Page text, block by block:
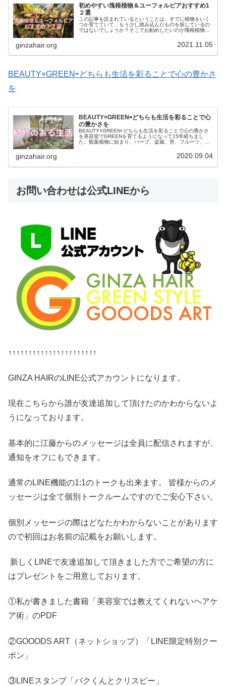
初めやすい塊根植物＆ユーフォルビアおすすめ1
２選
この記事を読まれているということは、すでに植物をいく
つか育てていて、もう少し踏み込んだものを探しているの
ではないでしょうか？そこでお勧めしたいのが塊根植物で
ginzahair.org 2021.11.05
BEAUTY×GREEN⇨どちらも生活を彩ることで心の豊かさ
を
BEAUTY×GREEN⇨どちらも生活を彩ることで心
の豊かさを
BEAUTY×GREEN⇨どちらも生活を彩ることで心の豊かさ
を美容室でGREENを育てるようになって15年経ちまし
た。観葉植物に始まり、ハーブ、盆栽、苔、フルーツ、多
ginzahair.org 2020.09.04
お問い合わせは公式LINEから
↑↑↑↑↑↑↑↑↑↑↑↑↑↑↑↑↑↑↑↑↑↑
GINZA HAIRのLINE公式アカウントになります。
現在こちらから誰が友達追加して頂けたのかわからないよ
うになっております。
基本的に江藤からのメッセージは全員に配信されますが、
通知をオフにもできます。
通常のLINE機能の1:1のトークも出来ます。 皆様からのメ
ッセージは全て個別トークルームですのでご安心下さい。
個別メッセージの際はどなたかわからないことがあります
ので初回はお名前の記載をお願いします。
新しくLINEで友達追加して頂きました方でご希望の方に
はプレゼントをご用意しております。
①私が書きました書籍「美容室では教えてくれないヘアケ
ア術」のPDF
②GOOODS ART（ネットショップ）「LINE限定特別クー
ポン」
③LINEスタンプ「バクくんとクリスピー」